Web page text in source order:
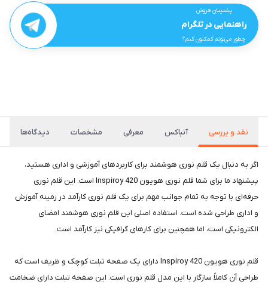
پشتیبان فروش
راهنمایی در تلگرام
چطور می‌تونم کمکتون کنم؟
نقد و بررسی آنباکس معرفی مشخصات دیدگاه‌ها
اگر به دنبال یک قلم نوری هوشمند برای کاربردهای آموزشی و اداری هستید،
پیشنهاد ما برای شما قلم نوری هویون Inspiroy 420 است. این قلم نوری
حرفه‌ای با توجه به تمام جوانب مهم برای یک قلم نوری کارآمد در زمینه آموزش
و اداری طراحی شده است. استفاده اصلی این قلم نوری هوشمند امضای
الکترونیکی است، اما همچنین برای کارهای گرافیکی نیز کارآمد است.
قلم نوری هویون Inspiroy 420 دارای یک صفحه تبلت کوچک و ظریف است که
طراحی آن کاملاً سازگار با این مدل قلم نوری است. این صفحه تبلت دارای ضخامت